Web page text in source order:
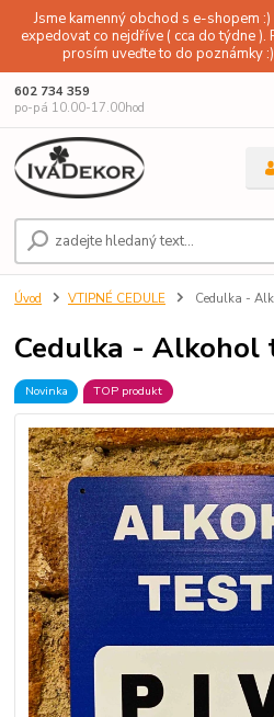
Jsme kamenný obchod s e-shopem
expedovat co nejdříve ( cca do týdne ).
prosím uveďte to do poznámky
602 734 359
po-pá 10.00-17.00hod
Úvod VTIPNÉ CEDULE Cedulka -
Cedulka - Alkohol
Novinka TOP produkt